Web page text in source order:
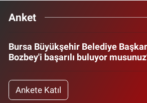
Anket
Bursa Büyükşehir Belediye
Bozbey'i başarılı buluyor
Ankete Katıl